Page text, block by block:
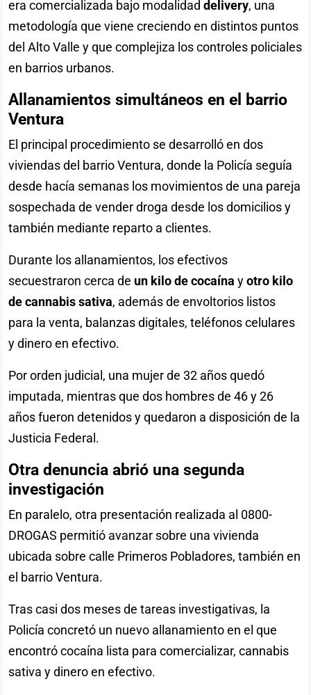
era comercializada bajo modalidaddelivery, una
metodología que viene creciendo en distintos puntos
del Alto Valle y que complejiza los controles policiales
en barrios urbanos.
Allanamientos simultáneos en el barrio
Ventura
El principal procedimiento se desarrolló en dos
viviendas del barrio Ventura, donde la Policía seguía
desde hacía semanas los movimientos de una pareja
sospechada de vender droga desde los domicilios y
también mediante reparto a clientes.
Durante los allanamientos, los efectivos
secuestraron cerca de un kilo de cocaína yotro kilo
de cannabis sativa, además de envoltorios listos
para la venta, balanzas digitales, teléfonos celulares
y dinero en efectivo.
Por orden judicial, una mujer de 32 años quedó
imputada, mientras que dos hombres de 46 y 26
años fueron detenidos y quedaron a disposición de la
Justicia Federal.
Otra denuncia abrió una segunda
investigación
En paralelo, otra presentación realizada al 0800-
DROGAS permitió avanzar sobre una vivienda
ubicada sobre calle Primeros Pobladores, también en
el barrio Ventura.
Tras casi dos meses de tareas investigativas, la
Policía concretó un nuevo allanamiento en el que
encontró cocaína lista para comercializar, cannabis
sativa y dinero en efectivo.